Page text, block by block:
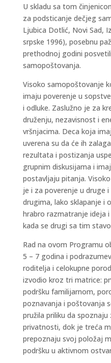
U skladu sa tom
za podsticanje dečjeg
Ljubica Dotlić, Novi Sad,
srpske 1996), posebnu
prethodnoj godini
samopoštovanja.
Visoko samopoštovanje
imaju poverenje u
i odluke. Zaslužno je za
druženju, nezavisnost i
vršnjacima. Deca koja
uverena su da će ih
rezultata i postizanja
grupnim diskusijama i
postavljaju pitanja.
je i za poverenje u druge
drugima, lako sklapanje i
hrabro razmatranje ideja
kada se drugi sa tim
Rad na ovom Programu
5 – 7 godina i
roditelja i celokupne
izvodio kroz tri matrice:
podršku familijarnom,
poznavanja i poštovanja
pružila priliku da
privatnosti, dok je treća
prepoznaju svoj položaj
podršku u aktivnom